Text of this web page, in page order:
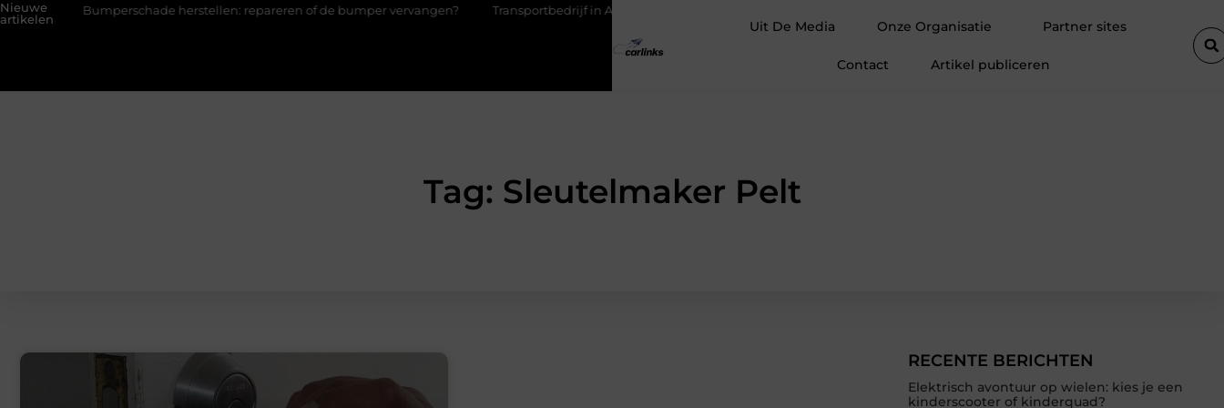
Nieuwe
artikelen
Bumperschade herstellen: repareren of de bumper vervangen? Transportbedrijf in Antwerpen als basis voor tevreden klanten
Uit De Media Onze Organisatie Partner sites
Contact Artikel publiceren
Tag: Sleutelmaker Pelt
RECENTE BERICHTEN
Elektrisch avontuur op wielen: kies je een
kinderscooter of kinderquad?